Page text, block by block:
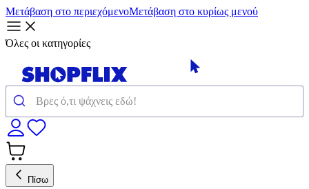
Μετάβαση στο περιεχόμενοΜετάβαση στο κυρίως μενού
Όλες οι κατηγορίες
Πίσω